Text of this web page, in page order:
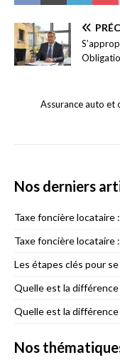
Assurance auto et
Nos derniers
Taxe foncière locataire
Taxe foncière locataire
Les étapes clés pour
Quelle est la
Quelle est la
Nos